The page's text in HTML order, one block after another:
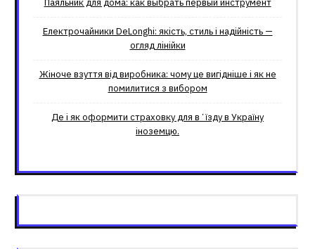
Паяльник для дома: как выбрать первый инструмент
Електрочайники DeLonghi: якість, стиль і надійність —
огляд лінійки
Жіноче взуття від виробника: чому це вигідніше і як не
помилитися з вибором
Де і як оформити страховку для вʼїзду в Україну
іноземцю.